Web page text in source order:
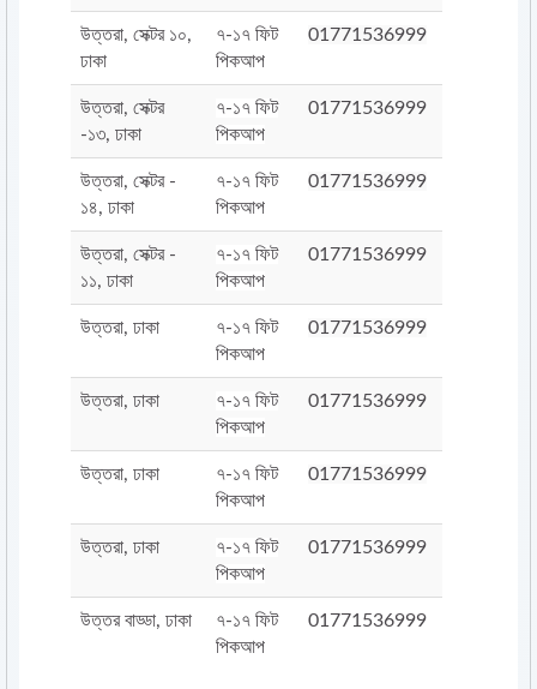
উত্তরা, সেক্টর ১০,
ঢাকা
৭-১৭ ফিট
পিকআপ
01771536999
উত্তরা, সেক্টর
-১৩, ঢাকা
৭-১৭ ফিট
পিকআপ
01771536999
উত্তরা, সেক্টর -
১৪, ঢাকা
৭-১৭ ফিট
পিকআপ
01771536999
উত্তরা, সেক্টর -
১১, ঢাকা
৭-১৭ ফিট
পিকআপ
01771536999
উত্তরা, ঢাকা
৭-১৭ ফিট
পিকআপ
01771536999
উত্তরা, ঢাকা
৭-১৭ ফিট
পিকআপ
01771536999
উত্তরা, ঢাকা
৭-১৭ ফিট
পিকআপ
01771536999
উত্তরা, ঢাকা
৭-১৭ ফিট
পিকআপ
01771536999
উত্তর বাড্ডা, ঢাকা
৭-১৭ ফিট
পিকআপ
01771536999